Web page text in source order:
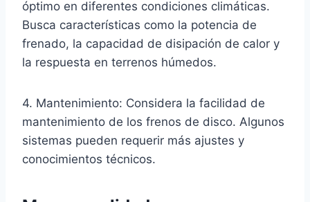
óptimo en diferentes condiciones climáticas.
Busca características como la potencia de
frenado, la capacidad de disipación de calor y
la respuesta en terrenos húmedos.
4. Mantenimiento: Considera la facilidad de
mantenimiento de los frenos de disco. Algunos
sistemas pueden requerir más ajustes y
conocimientos técnicos.